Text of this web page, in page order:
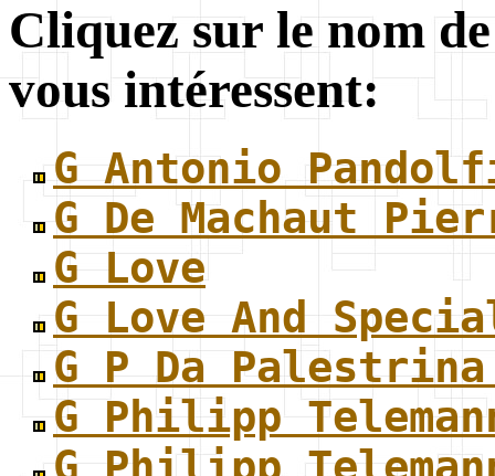
Cliquez sur le nom
vous intéressent:
G Antonio
G De Machaut
G Love
G Love And
G P Da
G Philipp